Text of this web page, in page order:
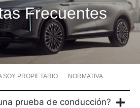
Frecuentes
SOY PROPIETARIO NORMATIVA
prueba de conducción?